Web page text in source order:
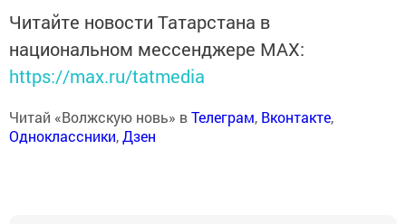
Читайте новости Татарстана в
национальном мессенджере MАХ:
https://max.ru/tatmedia
Читай «Волжскую новь» вТелеграм, Вконтакте,
Одноклассники,Дзен